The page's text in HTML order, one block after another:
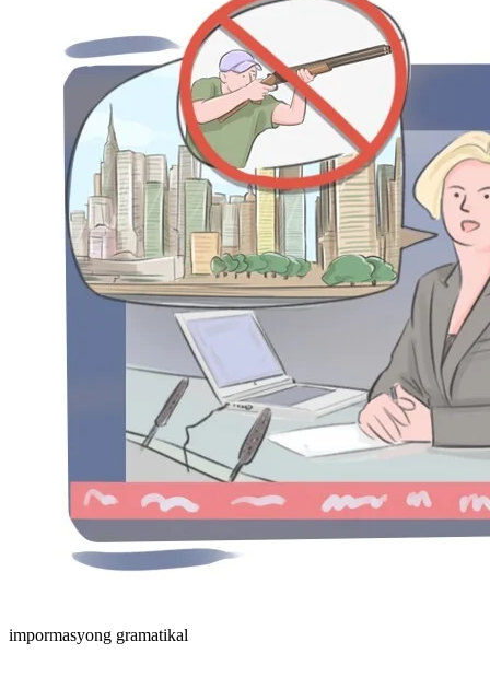
impormasyong gramatikal